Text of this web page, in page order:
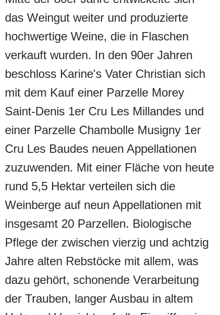
das Weingut weiter und produzierte
hochwertige Weine, die in Flaschen
verkauft wurden. In den 90er Jahren
beschloss Karine's Vater Christian sich
mit dem Kauf einer Parzelle Morey
Saint-Denis 1er Cru Les Millandes und
einer Parzelle Chambolle Musigny 1er
Cru Les Baudes neuen Appellationen
zuzuwenden. Mit einer Fläche von heute
rund 5,5 Hektar verteilen sich die
Weinberge auf neun Appellationen mit
insgesamt 20 Parzellen. Biologische
Pflege der zwischen vierzig und achtzig
Jahre alten Rebstöcke mit allem, was
dazu gehört, schonende Verarbeitung
der Trauben, langer Ausbau in altem